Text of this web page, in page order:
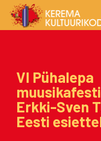
VI Pühalepa
Erkki-Sven
Eesti